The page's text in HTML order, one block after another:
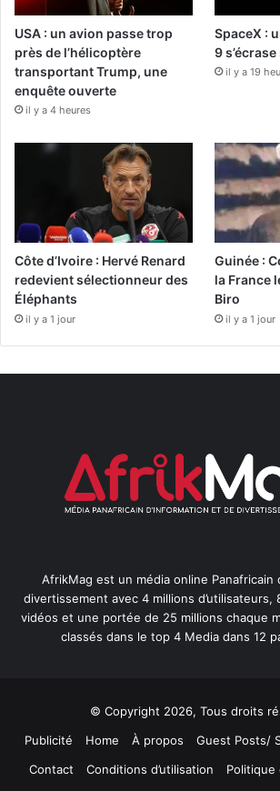
USA : un avion passe trop
près de l’hélicoptère
transportant Trump, une
enquête ouverte
il y a 4 heures
SpaceX :
9
il y a 19
Côte d’Ivoire : Hervé Renard
redevient sélectionneur des
Éléphants
il y a 1 jour
Guinée :
la France
Biro
il y a 1 jour
AfrikMag est un média online Panafricain
divertissement avec 4 millions d’utilisateurs,
vidéos et une portée de 25 millions chaque
classés dans le top 4 Media dans 12
© Copyright 2026, Tous droits
Publicité
Home À propos
Guest Posts/
Contact
Conditions d’utilisation